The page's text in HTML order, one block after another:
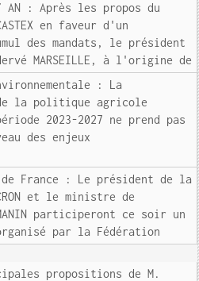
AN : Après les propos du
en faveur d'un
des mandats, le président
MARSEILLE, à l'origine de
: La
la politique agricole
2023-2027 ne prend pas
des enjeux
France : Le président de la
et le ministre de
participeront ce soir un
par la Fédération
propositions de M.